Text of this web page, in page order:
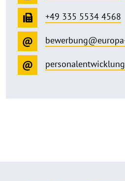
+49 335 5534 4568